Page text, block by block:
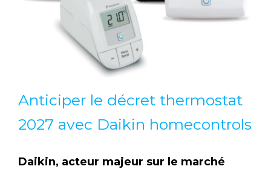
Anticiper le décret thermostat
2027 avec Daikin homecontrols
Daikin, acteur majeur sur le marché